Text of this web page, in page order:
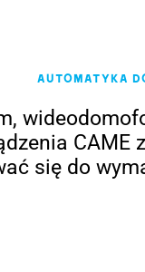
Automatyka
się do